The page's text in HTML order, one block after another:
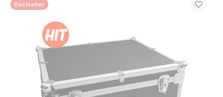
Bestseller